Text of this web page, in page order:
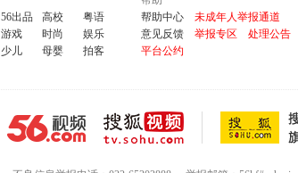
56出品 高校
粤语
游戏 时尚
娱乐
少儿 母婴 拍客
帮助中心
未成年人举报通道
意见反馈
举报专区
处理公告
平台公约